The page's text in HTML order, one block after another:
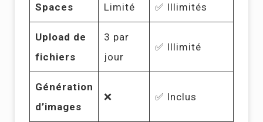
Spaces Limité ✅ Illimités
Upload de
fichiers
3 par
jour
✅ Illimité
Génération
d’images
❌ ✅ Inclus